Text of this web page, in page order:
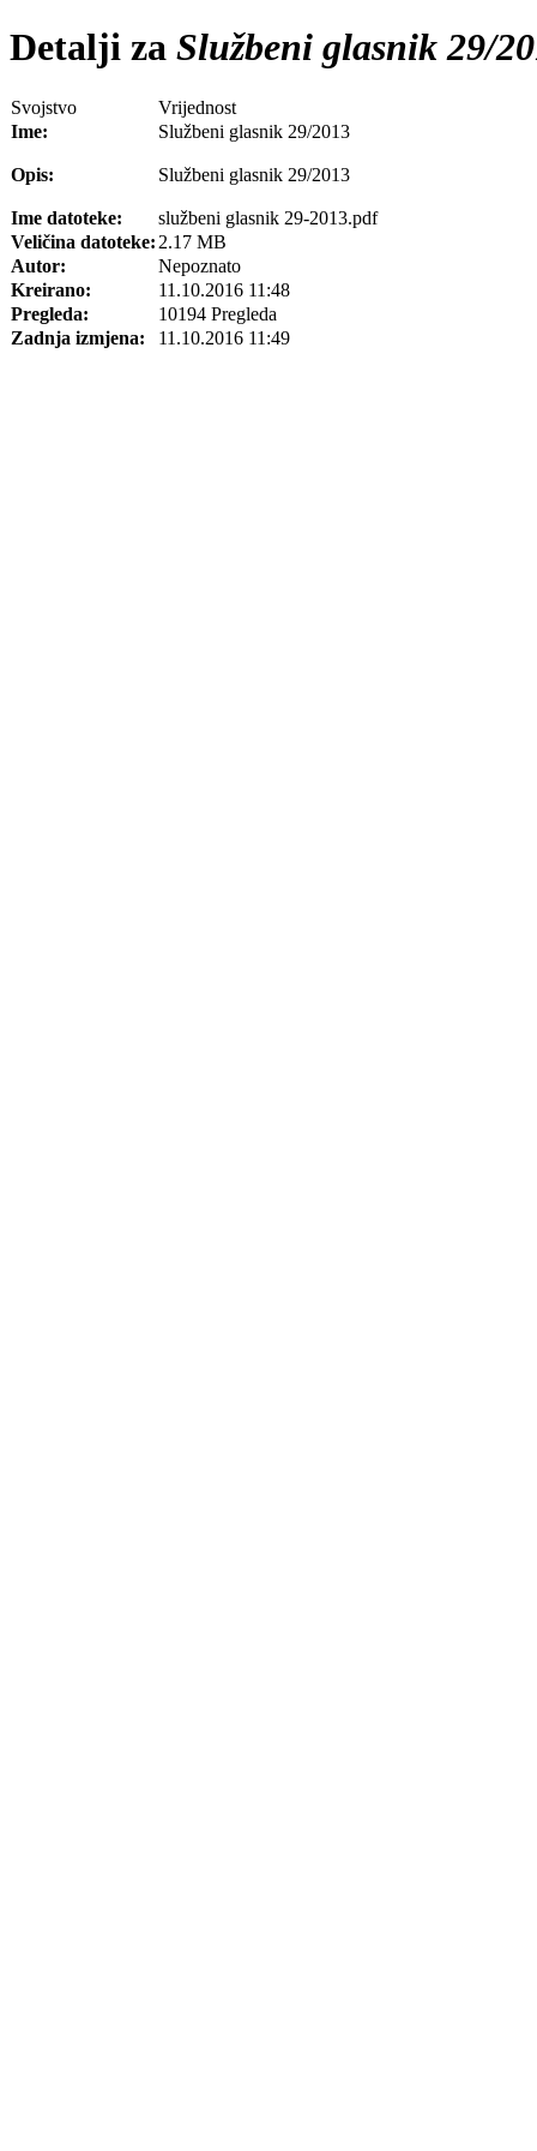
Detalji za Službeni glasnik 29/
Svojstvo
Vrijednost
Ime:
Službeni glasnik 29/2013
Opis: Službeni glasnik 29/2013
Ime datoteke:
službeni glasnik 29-2013.pdf
Veličina datoteke: 2.17 MB
Autor:
Nepoznato
Kreirano:
11.10.2016 11:48
Pregleda:
10194 Pregleda
Zadnja izmjena:
11.10.2016 11:49